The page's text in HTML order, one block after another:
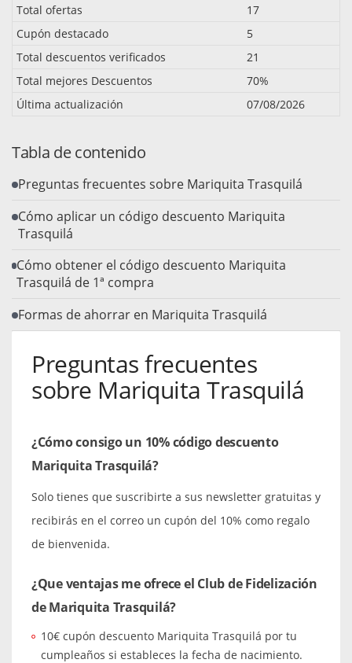
Total ofertas
17
Cupón destacado
5
Total descuentos verificados
21
Total mejores Descuentos
70%
Última actualización
07/08/2026
Tabla de contenido
Preguntas frecuentes sobre Mariquita Trasquilá
Cómo aplicar un código descuento Mariquita
Trasquilá
Cómo obtener el código descuento Mariquita
Trasquilá de 1ª compra
Formas de ahorrar en Mariquita Trasquilá
Preguntas frecuentes
sobre Mariquita Trasquilá
¿Cómo consigo un 10% código descuento
Mariquita Trasquilá?
Solo tienes que suscribirte a sus newsletter gratuitas y
recibirás en el correo un cupón del 10% como regalo
de bienvenida.
¿Que ventajas me ofrece el Club de Fidelización
de Mariquita Trasquilá?
10€ cupón descuento Mariquita Trasquilá por tu
cumpleaños si estableces la fecha de nacimiento.